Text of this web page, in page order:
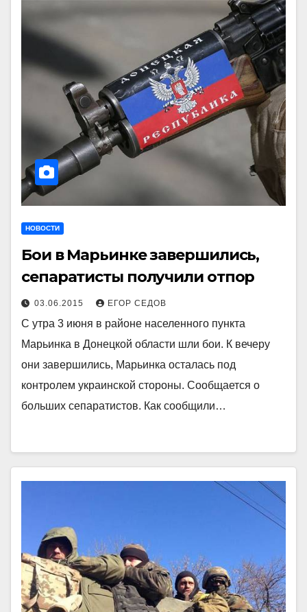
НОВОСТИ
Бои в Марьинке завершились,
сепаратисты получили отпор
03.06.2015 ЕГОР СЕДОВ
С утра 3 июня в районе населенного пункта
Марьинка в Донецкой области шли бои. К вечеру
они завершились, Марьинка осталась под
контролем украинской стороны. Сообщается о
больших сепаратистов. Как сообщили…